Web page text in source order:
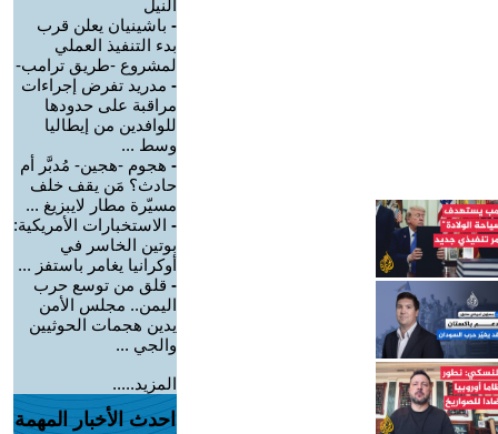
النيل
- باشينيان يعلن قرب
بدء التنفيذ العملي
لمشروع -طريق ترامب-
- مدريد تفرض إجراءات
مراقبة على حدودها
للوافدين من إيطاليا
وسط ...
- هجوم -هجين- مُدبَّر أم
حادث؟ مَن يقف خلف
مسيّرة مطار لايبزيغ ...
- الاستخبارات الأمريكية:
بوتين الخاسر في
أوكرانيا يغامر باستفز ...
- قلق من توسع حرب
اليمن.. مجلس الأمن
يدين هجمات الحوثيين
والجي ...
المزيد.....
احدث الأخبار المهمة